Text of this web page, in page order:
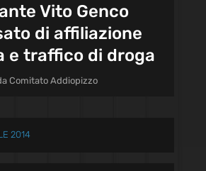
Vito Genco
di affiliazione
e traffico di droga
Comitato Addiopizzo
2014